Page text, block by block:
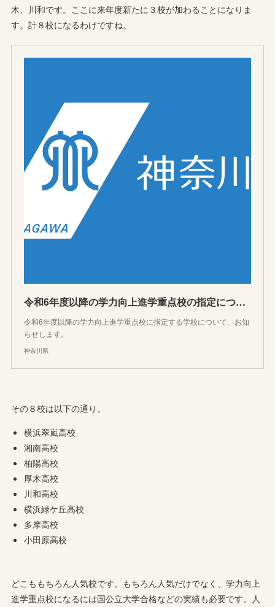
木、川和です。ここに来年度新たに３校が加わることになりま
す。計８校になるわけですね。
令和6年度以降の学力向上進学重点校の指定について
令和6年度以降の学力向上進学重点校に指定する学校について、お知
らせします。
神奈川県
その８校は以下の通り。
横浜翠嵐高校
湘南高校
柏陽高校
厚木高校
川和高校
横浜緑ケ丘高校
多摩高校
小田原高校
どこももちろん人気校です。もちろん人気だけでなく、学力向上
進学重点校になるには国公立大学合格などの実績も必要です。人